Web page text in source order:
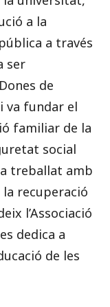
a la
a través
ser
de
va fundar el
familiar de la
social
treballat amb
la recuperació
l’Associació
dedica a
de les